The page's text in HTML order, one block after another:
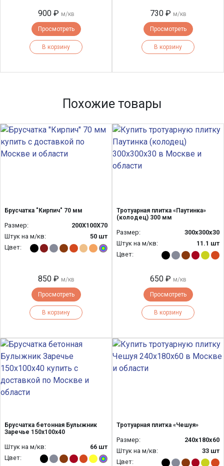
900 ₽ м/кв
Просмотреть
В корзину
730 ₽ м/кв
Просмотреть
В корзину
Похожие товары
Брусчатка "Кирпич" 70 мм
Размер:
200Х100Х70
Штук на м/кв:
50 шт
Цвет:
850 ₽ м/кв
Просмотреть
В корзину
Тротуарная плитка «Паутинка»
(колодец) 300 мм
Размер:
300х300х30
Штук на м/кв:
11.1 шт
Цвет:
650 ₽ м/кв
Просмотреть
В корзину
Брусчатка бетонная Булыжник
Заречье 150х100х40
Штук на м/кв:
66 шт
Цвет:
Тротуарная плитка «Чешуя»
Размер:
240x180x60
Штук на м/кв:
33 шт
Цвет: